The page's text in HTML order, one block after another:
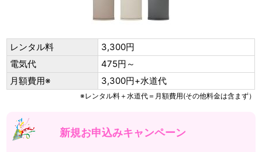
レンタル料
3,300円
電気代
475円～
月額費用※
3,300円+水道代
※レンタル料＋水道代＝月額費用(その他料金は含まず）
新規お申込みキャンペーン